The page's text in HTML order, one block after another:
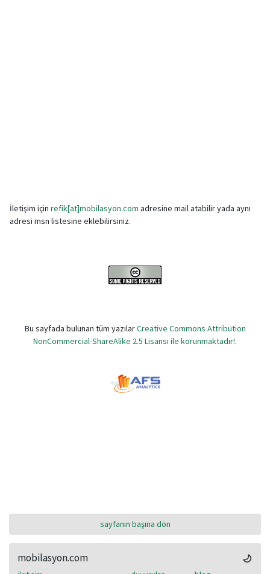
İletişim için refik[at]mobilasyon.com adresine mail atabilir yada aynı
adresi msn listesine eklebilirsiniz.
Bu sayfada bulunan tüm yazılarCreative Commons Attribution
NonCommercial-ShareAlike 2.5 Lisansı ile korunmaktadır!.
sayfanın başına dön
mobilasyon.com